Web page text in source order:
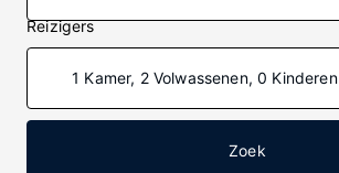
Reizigers
1 Kamer, 2 Volwassenen, 0 Kinderen
Zoek